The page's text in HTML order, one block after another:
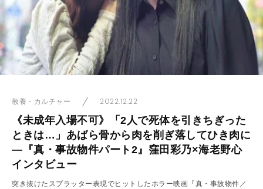
教養・カルチャー 2022.12.22
《未成年入場不可》「2人で死体を引きちぎった
ときは…」あばら骨から肉を削ぎ落してひき肉に
―『真・事故物件パート2』窪田彩乃×海老野心
インタビュー
突き抜けたスプラッター表現でヒットしたホラー映画『真・事故物件／